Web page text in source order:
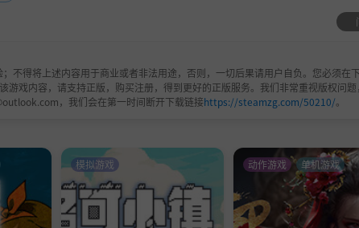
on his former comrades is being planned. He
J, a researcher in the same organization.
ninja” where he encounters the leader of the AUZA
Sunghoo Park
不得将上述内容用于商业或者非法用途，否则，一切后果请用户自负。您必须在
戏内容，请支持正版，购买注册，得到更好的正版服务。我们非常重视版权问题
，我们会在第一时间断开下载链接https://steamzg.com/50210/。
模拟游戏 动作游戏 单机游戏